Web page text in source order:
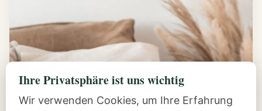
Ihre Privatsphäre ist uns wichtig
Wir verwenden Cookies, um Ihre Erfahrung